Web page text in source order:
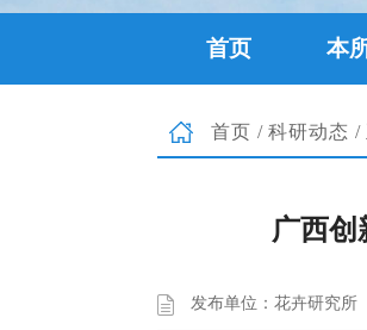
首页 本
首页 / 科研动态 /
广西创
发布单位：花卉研究所